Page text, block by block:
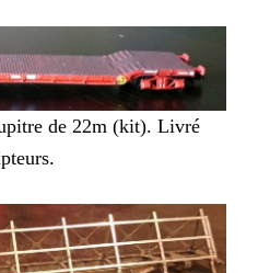
de 22m (kit). Livré